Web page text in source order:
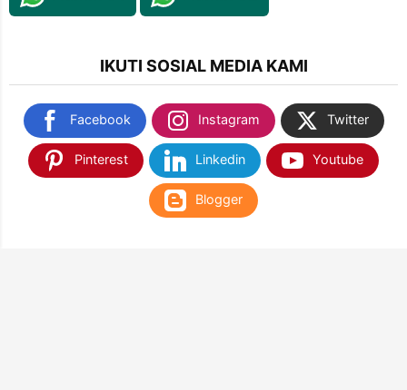
IKUTI SOSIAL MEDIA KAMI
Facebook Instagram Twitter
Pinterest Linkedin Youtube
Blogger